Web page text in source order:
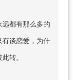
都有那么多的
谈恋爱，为什
转。